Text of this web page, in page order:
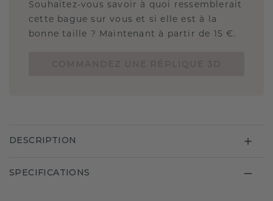
Souhaitez-vous savoir à quoi ressemblerait
cette bague sur vous et si elle est à la
bonne taille ? Maintenant à partir de 15 €.
DESCRIPTION
SPECIFICATIONS